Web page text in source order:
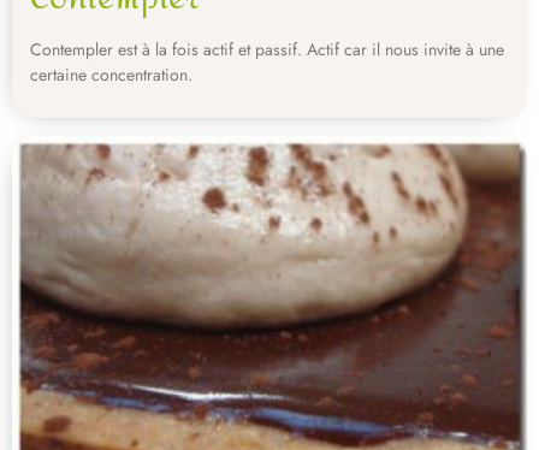
Contempler est à la fois actif et passif. Actif car il nous invite à une
certaine concentration.